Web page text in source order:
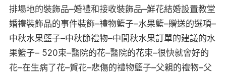
排場地的裝飾品–婚禮和接收裝飾品–鮮花結婚設置教堂
婚禮裝飾品的事件裝飾–禮物籃子–水果籃–贈送的選項–
中秋水果籃子–中秋節禮物–中間秋水果訂單的建議的水
果籃子– 520束–醫院的花–醫院的花束–很快就會好的
花–在生病了花–賀花–悲傷的禮物籃子–父親的禮物–父